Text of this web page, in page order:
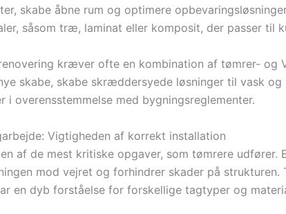
skabe åbne rum og optimere
såsom træ, laminat eller komposit, der passer til
kræver ofte en kombination af tømrer- og
skabe, skabe skræddersyede løsninger til vask
i overensstemmelse med bygningsreglementer.
Vigtigheden af korrekt installation
af de mest kritiske opgaver, som tømrere udfører.
mod vejret og forhindrer skader på strukturen.
en dyb forståelse for forskellige tagtyper og